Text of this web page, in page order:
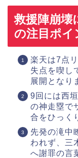
救援陣崩壊
の注目ポイ
楽天は7点
失点を喫し
展開となり
9回には西
の神走塁で
合をひっく
先発の滝中
われず、三
へ謝罪の言